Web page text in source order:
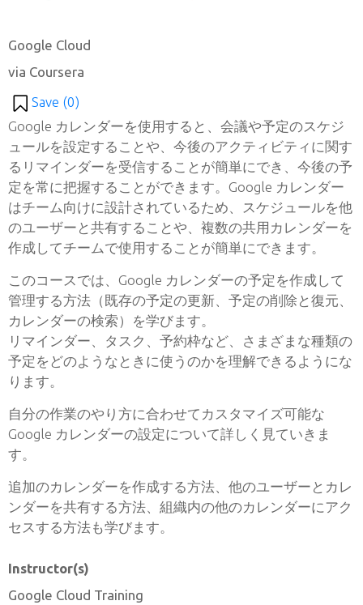
Google Cloud
via Coursera
Save (0)
Google カレンダーを使用すると、会議や予定のスケジ
ュールを設定することや、今後のアクティビティに関す
るリマインダーを受信することが簡単にでき、今後の予
定を常に把握することができます。Google カレンダー
はチーム向けに設計されているため、スケジュールを他
のユーザーと共有することや、複数の共用カレンダーを
作成してチームで使用することが簡単にできます。
このコースでは、Google カレンダーの予定を作成して
管理する方法（既存の予定の更新、予定の削除と復元、
カレンダーの検索）を学びます。
リマインダー、タスク、予約枠など、さまざまな種類の
予定をどのようなときに使うのかを理解できるようにな
ります。
自分の作業のやり方に合わせてカスタマイズ可能な
Google カレンダーの設定について詳しく見ていきま
す。
追加のカレンダーを作成する方法、他のユーザーとカレ
ンダーを共有する方法、組織内の他のカレンダーにアク
セスする方法も学びます。
Instructor(s)
Google Cloud Training